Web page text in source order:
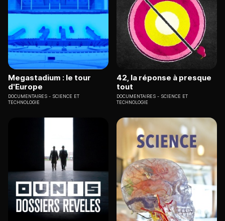
Megastadium : le tour
d'Europe
DOCUMENTAIRES
SCIENCE ET
TECHNOLOGIE
42, la réponse à presque
tout
DOCUMENTAIRES
SCIENCE ET
TECHNOLOGIE